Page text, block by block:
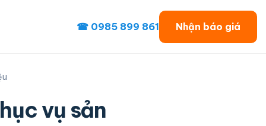
☎ 0985 899 861 Nhận báo giá
vụ sản